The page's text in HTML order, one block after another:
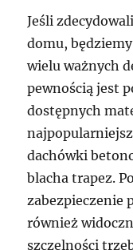
Jeśli
domu,
wielu ważnych
pewnością jest
dostępnych
dachówki
blacha trapez.
zabezpieczenie
również
szczelności